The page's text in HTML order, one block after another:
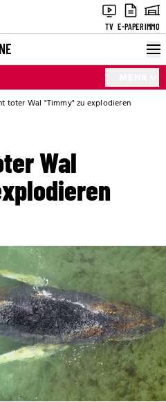
TV E-PAPERIMMO
toter Wal "Timmy" zu explodieren
Wal